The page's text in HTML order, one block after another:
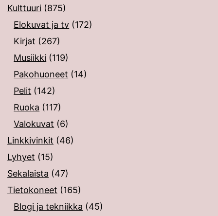
Kulttuuri (875)
Elokuvat ja tv (172)
Kirjat (267)
Musiikki (119)
Pakohuoneet (14)
Pelit (142)
Ruoka (117)
Valokuvat (6)
Linkkivinkit (46)
Lyhyet (15)
Sekalaista (47)
Tietokoneet (165)
Blogi ja tekniikka (45)